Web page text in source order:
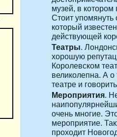
музей, в котором
Стоит
который
действующей
Театры.
хорошую
Королевском
великолепна. А о
театре и
Мероприятия.
очень многие.
мероприятие.
проходит